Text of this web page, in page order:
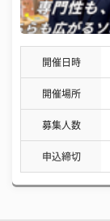
開催日時
開催場所
募集人数
申込締切